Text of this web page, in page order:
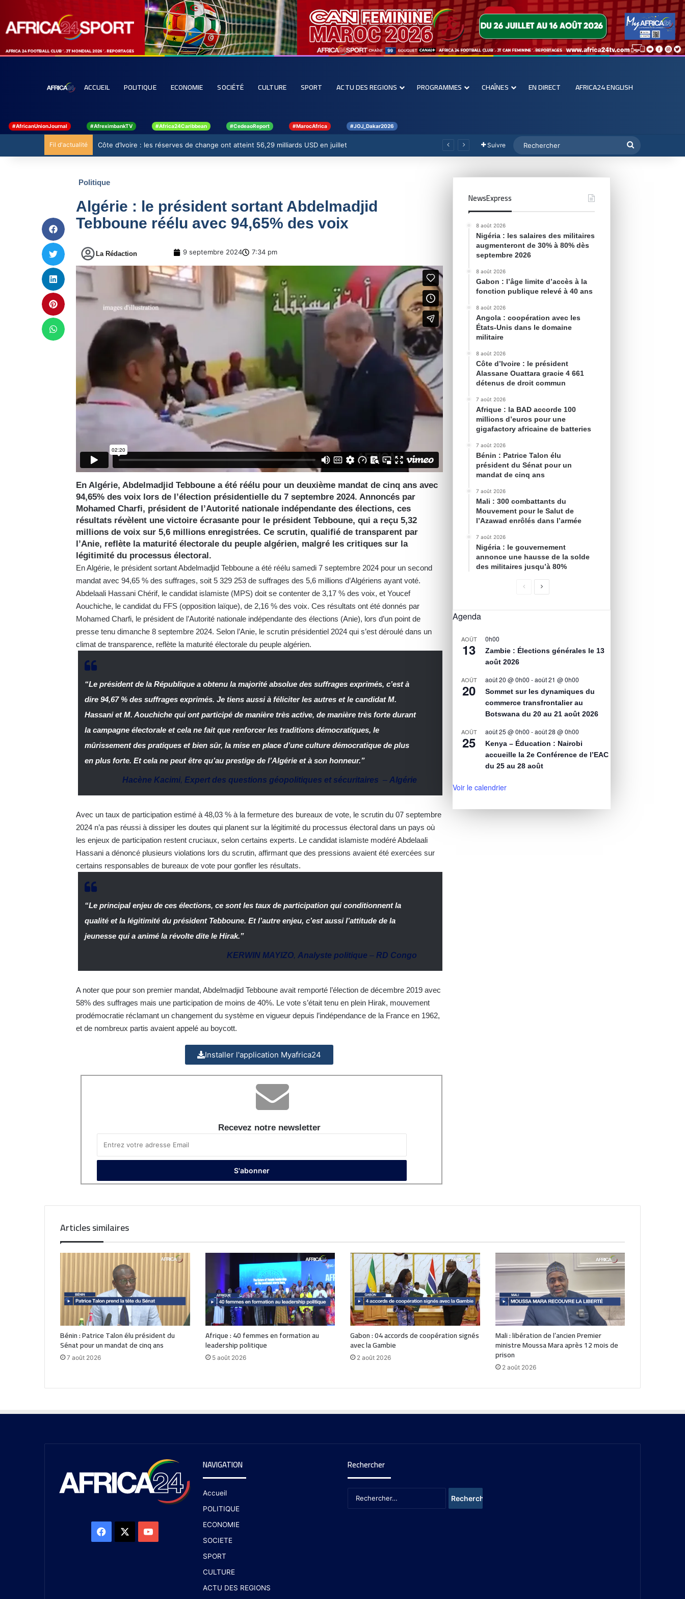
ACCUEIL POLITIQUE ECONOMIE SOCIÉTÉ CULTURE SPORT ACTU DES REGIONS PROGRAMMES CHAÎNES EN DIRECT AFRICA24 ENGLISH
#AfricanUnionJournal #AfreximbankTV #Africa24Caribbean #CedeaoReport #MarocAfrica #JOJ_Dakar2026
Fil d'actualité Côte d’Ivoire : les réserves de change ont atteint 56,29 milliards USD en juillet Suivre
Politique
Algérie : le président sortant Abdelmadjid
Tebboune réélu avec 94,65% des voix
La Rédaction 9 septembre 2024 7:34 pm
En Algérie, Abdelmadjid Tebboune a été réélu pour un deuxième mandat de cinq ans avec
94,65% des voix lors de l’élection présidentielle du 7 septembre 2024. Annoncés par
Mohamed Charfi, président de l’Autorité nationale indépendante des élections, ces
résultats révèlent une victoire écrasante pour le président Tebboune, qui a reçu 5,32
millions de voix sur 5,6 millions enregistrées. Ce scrutin, qualifié de transparent par
l’Anie, reflète la maturité électorale du peuple algérien, malgré les critiques sur la
légitimité du processus électoral.
En Algérie, le président sortant Abdelmadjid Tebboune a été réélu samedi 7 septembre 2024 pour un second
mandat avec 94,65 % des suffrages, soit 5 329 253 de suffrages des 5,6 millions d’Algériens ayant voté.
Abdelaali Hassani Chérif, le candidat islamiste (MPS) doit se contenter de 3,17 % des voix, et Youcef
Aouchiche, le candidat du FFS (opposition laïque), de 2,16 % des voix. Ces résultats ont été donnés par
Mohamed Charfi, le président de l’Autorité nationale indépendante des élections (Anie), lors d’un point de
presse tenu dimanche 8 septembre 2024. Selon l’Anie, le scrutin présidentiel 2024 qui s’est déroulé dans un
climat de transparence, reflète la maturité électorale du peuple algérien.
“Le président de la République a obtenu la majorité absolue des suffrages exprimés, c’est à
dire 94,67 % des suffrages exprimés. Je tiens aussi à féliciter les autres et le candidat M.
Hassani et M. Aouchiche qui ont participé de manière très active, de manière très forte durant
la campagne électorale et cela ne fait que renforcer les traditions démocratiques, le
mûrissement des pratiques et bien sûr, la mise en place d’une culture démocratique de plus
en plus forte. Et cela ne peut être qu’au prestige de l’Algérie et à son honneur.”
Hacène Kacimi,Expert des questions géopolitiques et sécuritaires –Algérie
Avec un taux de participation estimé à 48,03 % à la fermeture des bureaux de vote, le scrutin du 07 septembre
2024 n’a pas réussi à dissiper les doutes qui planent sur la légitimité du processus électoral dans un pays où
les enjeux de participation restent cruciaux, selon certains experts. Le candidat islamiste modéré Abdelaali
Hassani a dénoncé plusieurs violations lors du scrutin, affirmant que des pressions avaient été exercées sur
certains responsables de bureaux de vote pour gonfler les résultats.
“Le principal enjeu de ces élections, ce sont les taux de participation qui conditionnent la
qualité et la légitimité du président Tebboune. Et l’autre enjeu, c’est aussi l’attitude de la
jeunesse qui a animé la révolte dite le Hirak.”
KERWIN MAYIZO,Analyste politique – RD Congo
A noter que pour son premier mandat, Abdelmadjid Tebboune avait remporté l’élection de décembre 2019 avec
58% des suffrages mais une participation de moins de 40%. Le vote s’était tenu en plein Hirak, mouvement
prodémocratie réclamant un changement du système en vigueur depuis l’indépendance de la France en 1962,
et de nombreux partis avaient appelé au boycott.
Installer l'application Myafrica24
Recevez notre newsletter
NewsExpress
8 août 2026
Nigéria : les salaires des militaires
augmenteront de 30% à 80% dès
septembre 2026
8 août 2026
Gabon : l’âge limite d’accès à la
fonction publique relevé à 40 ans
8 août 2026
Angola : coopération avec les
États-Unis dans le domaine
militaire
8 août 2026
Côte d’Ivoire : le président
Alassane Ouattara gracie 4 661
détenus de droit commun
7 août 2026
Afrique : la BAD accorde 100
millions d’euros pour une
gigafactory africaine de batteries
7 août 2026
Bénin : Patrice Talon élu
président du Sénat pour un
mandat de cinq ans
7 août 2026
Mali : 300 combattants du
Mouvement pour le Salut de
l’Azawad enrôlés dans l’armée
7 août 2026
Nigéria : le gouvernement
annonce une hausse de la solde
des militaires jusqu’à 80%
Agenda
AOÛT
13
0h00
Zambie : Élections générales le 13
août 2026
AOÛT
20
août 20 @ 0h00 -août 21 @ 0h00
Sommet sur les dynamiques du
commerce transfrontalier au
Botswana du 20 au 21 août 2026
AOÛT
25
août 25 @ 0h00 -août 28 @ 0h00
Kenya – Éducation : Nairobi
accueille la 2e Conférence de l’EAC
du 25 au 28 août
Voir le calendrier
Articles similaires
Bénin : Patrice Talon élu président du
Sénat pour un mandat de cinq ans
7 août 2026
Afrique : 40 femmes en formation au
leadership politique
5 août 2026
Gabon : 04 accords de coopération signés
avec la Gambie
2 août 2026
Mali : libération de l’ancien Premier
ministre Moussa Mara après 12 mois de
prison
2 août 2026
NAVIGATION
Accueil
POLITIQUE
ECONOMIE
SOCIETE
SPORT
CULTURE
ACTU DES REGIONS
Rechercher